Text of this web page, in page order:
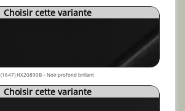
Choisir cette variante
(1647) HX20890B – Noir profond brillant
Choisir cette variante